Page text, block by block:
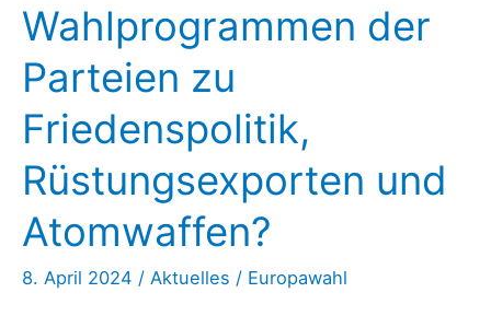
Wahlprogrammen der
Parteien zu
Friedenspolitik,
Rüstungsexporten und
Atomwaffen?
8. April 2024 / Aktuelles / Europawahl